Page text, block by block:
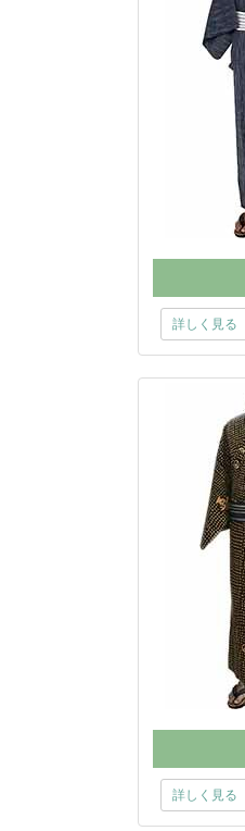
詳しく見る
詳しく見る